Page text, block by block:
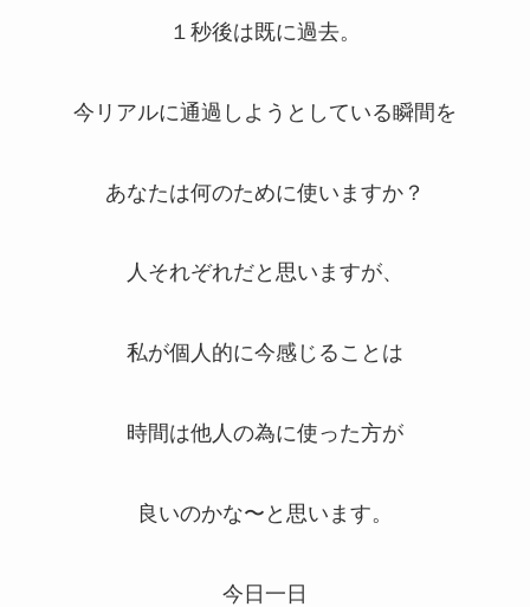
１秒後は既に過去。
今リアルに通過しようとしている瞬間を
あなたは何のために使いますか？
人それぞれだと思いますが、
私が個人的に今感じることは
時間は他人の為に使った方が
良いのかな〜と思います。
今日一日